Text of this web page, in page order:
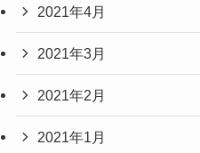
2021年4月
2021年3月
2021年2月
2021年1月